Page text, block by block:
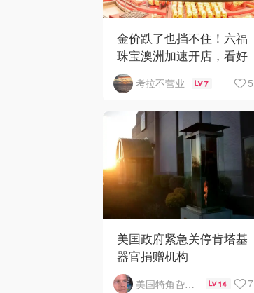
金价跌了也挡不住！六福
珠宝澳洲加速开店，看好
华人购买力
考拉不营业 7 5
美国政府紧急关停肯塔基
器官捐赠机构
美国犄角旮旯新鲜事 14 7